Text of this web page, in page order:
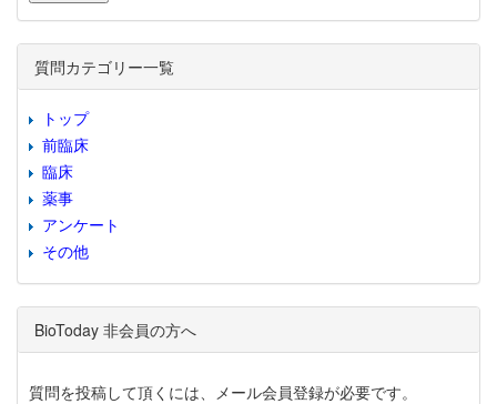
質問カテゴリー一覧
トップ
前臨床
臨床
薬事
アンケート
その他
BioToday 非会員の方へ
質問を投稿して頂くには、メール会員登録が必要です。